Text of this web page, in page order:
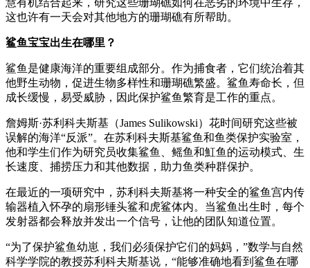
这也许有一天会对其他地方的珊瑚礁有所帮助。
鲨鱼宝宝出生在哪里？
鲨鱼是健康海洋的重要组成部分。作为捕食者，它们统治着其
他野生动物，促进生物多样性和珊瑚礁繁盛。鲨鱼寿命长，但
成长缓慢，易受威胁，因此保护鲨鱼繁育是工作的重点。
詹姆斯·苏利科夫斯基（James Sulikowski）花时间研究这些被
误解的海洋“反派”。在苏利科夫斯基鲨鱼和鱼类保护实验室，
他和学生们作为研究员收集鲨鱼、鳐鱼和魟鱼的运动模式、生
长速度、捕捞压力和其他数据，助力鱼类种群保护。
在最近的一项研究中，苏利科夫斯基将一种安全的鲨鱼宫内传
输器植入怀孕的扇形锤头鲨和虎鲨体内。当鲨鱼出生时，每个
发射器都会释放并发出一个信号，让他的团队知道位置。
“为了保护鲨鱼幼崽，我们必须保护它们的妈妈，”数学与自然
科学学院的教授苏利科夫斯基说，“能够准确地看到鲨鱼在哪